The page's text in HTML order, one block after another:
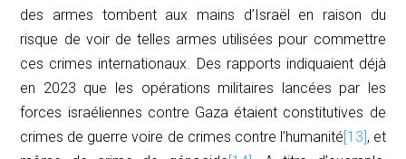
des armes tombent aux mains d’Israël en raison du
risque de voir de telles armes utilisées pour commettre
ces crimes internationaux. Des rapports indiquaient déjà
en 2023 que les opérations militaires lancées par les
forces israéliennes contre Gaza étaient constitutives de
crimes de guerre voire de crimes contre l’humanité[13], et